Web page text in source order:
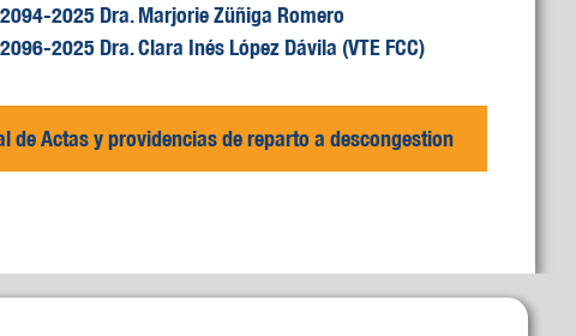
2025 Dra. Marjorie Züñiga Romero
2025 Dra. Clara Inés López Dávila (VTE FCC)
de Actas y providencias de reparto a descongestion